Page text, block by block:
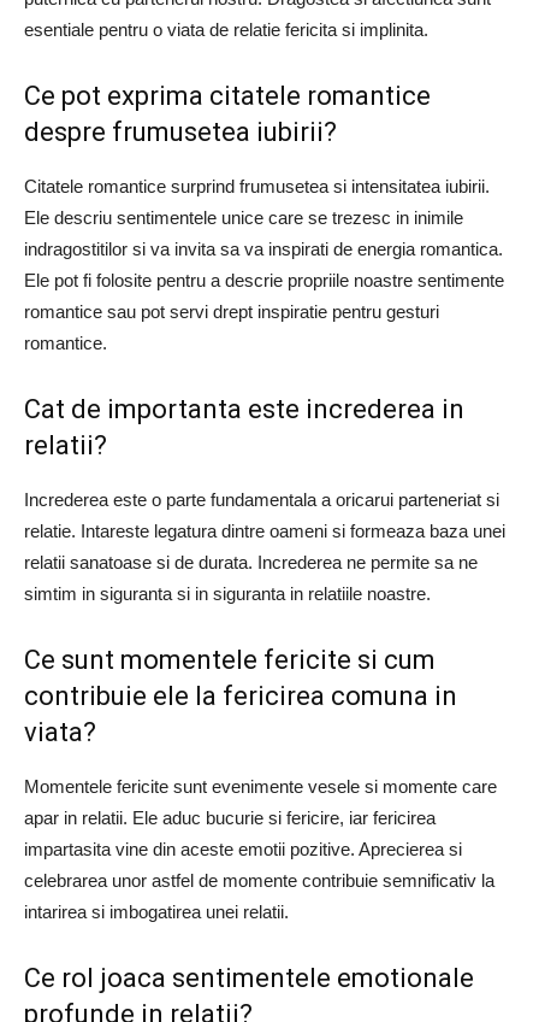
esentiale pentru o viata de relatie fericita si implinita.
Ce pot exprima citatele romantice
despre frumusetea iubirii?
Citatele romantice surprind frumusetea si intensitatea iubirii.
Ele descriu sentimentele unice care se trezesc in inimile
indragostitilor si va invita sa va inspirati de energia romantica.
Ele pot fi folosite pentru a descrie propriile noastre sentimente
romantice sau pot servi drept inspiratie pentru gesturi
romantice.
Cat de importanta este increderea in
relatii?
Increderea este o parte fundamentala a oricarui parteneriat si
relatie. Intareste legatura dintre oameni si formeaza baza unei
relatii sanatoase si de durata. Increderea ne permite sa ne
simtim in siguranta si in siguranta in relatiile noastre.
Ce sunt momentele fericite si cum
contribuie ele la fericirea comuna in
viata?
Momentele fericite sunt evenimente vesele si momente care
apar in relatii. Ele aduc bucurie si fericire, iar fericirea
impartasita vine din aceste emotii pozitive. Aprecierea si
celebrarea unor astfel de momente contribuie semnificativ la
intarirea si imbogatirea unei relatii.
Ce rol joaca sentimentele emotionale
profunde in relatii?